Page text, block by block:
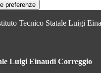
preferenze
Tecnico Statale Luigi
Luigi Einaudi Correggio